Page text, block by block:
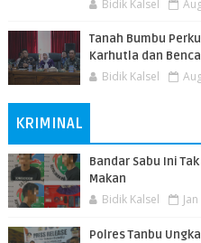
Bidik Kalsel
Tanah Bumbu
Karhutla dan
Bidik Kalsel
KRIMINAL
Bandar Sabu Ini
Makan
Bidik Kalsel
Polres Tanbu